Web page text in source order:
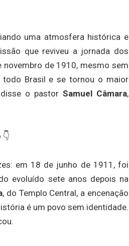
uma atmosfera histórica e
que reviveu a jornada dos
novembro de 1910, mesmo sem
todo Brasil e se tornou o maior
disse o pastorSamuel Câmara,
em 18 de junho de 1911, foi
evoluído sete anos depois na
, do Templo Central, a encenação
é um povo sem identidade.